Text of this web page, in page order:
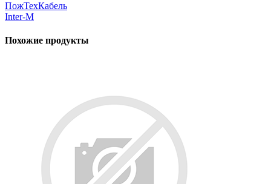
ПожТехКабель
Inter-M
Похожие продукты